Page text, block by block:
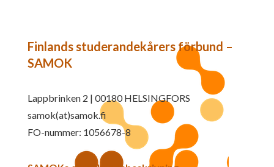
Finlands studerandekårers förbund –
SAMOK
Lappbrinken 2 | 00180 HELSINGFORS
samok(at)samok.fi
FO-nummer: 1056678-8